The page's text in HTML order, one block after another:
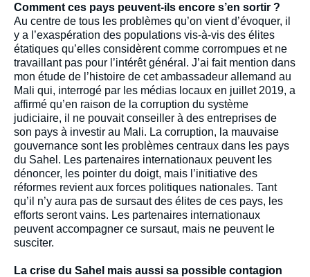
Comment ces pays peuvent-ils encore s’en sortir ?
Au centre de tous les problèmes qu’on vient d’évoquer, il
y a l’exaspération des populations vis-à-vis des élites
étatiques qu’elles considèrent comme corrompues et ne
travaillant pas pour l’intérêt général. J’ai fait mention dans
mon étude de l’histoire de cet ambassadeur allemand au
Mali qui, interrogé par les médias locaux en juillet 2019, a
affirmé qu’en raison de la corruption du système
judiciaire, il ne pouvait conseiller à des entreprises de
son pays à investir au Mali. La corruption, la mauvaise
gouvernance sont les problèmes centraux dans les pays
du Sahel. Les partenaires internationaux peuvent les
dénoncer, les pointer du doigt, mais l’initiative des
réformes revient aux forces politiques nationales. Tant
qu’il n’y aura pas de sursaut des élites de ces pays, les
efforts seront vains. Les partenaires internationaux
peuvent accompagner ce sursaut, mais ne peuvent le
susciter.
La crise du Sahel mais aussi sa possible contagion